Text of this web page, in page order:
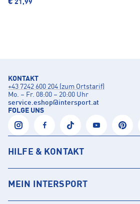
€ 21,99
KONTAKT
+43 7242 600 204 (zum Ortstarif)
Mo. – Fr. 08:00 – 20:00 Uhr
service.eshop@intersport.at
FOLGE UNS
HILFE & KONTAKT
MEIN INTERSPORT